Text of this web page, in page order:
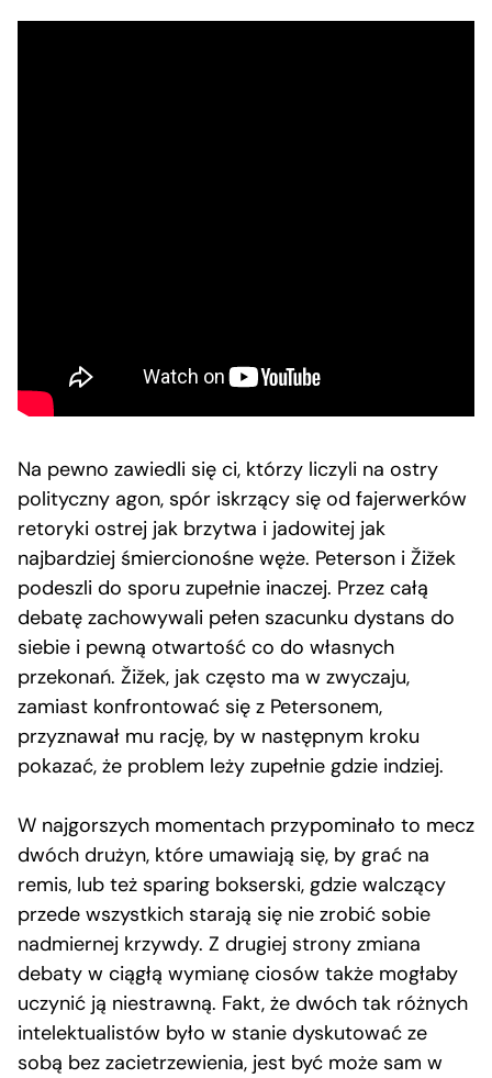
Na pewno zawiedli się ci, którzy liczyli na ostry
polityczny agon, spór iskrzący się od fajerwerków
retoryki ostrej jak brzytwa i jadowitej jak
najbardziej śmiercionośne węże. Peterson i Žižek
podeszli do sporu zupełnie inaczej. Przez całą
debatę zachowywali pełen szacunku dystans do
siebie i pewną otwartość co do własnych
przekonań. Žižek, jak często ma w zwyczaju,
zamiast konfrontować się z Petersonem,
przyznawał mu rację, by w następnym kroku
pokazać, że problem leży zupełnie gdzie indziej.
W najgorszych momentach przypominało to mecz
dwóch drużyn, które umawiają się, by grać na
remis, lub też sparing bokserski, gdzie walczący
przede wszystkich starają się nie zrobić sobie
nadmiernej krzywdy. Z drugiej strony zmiana
debaty w ciągłą wymianę ciosów także mogłaby
uczynić ją niestrawną. Fakt, że dwóch tak różnych
intelektualistów było w stanie dyskutować ze
sobą bez zacietrzewienia, jest być może sam w